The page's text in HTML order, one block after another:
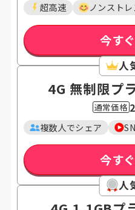
超高速 ノンストレ
今す
人
4G 無制限プ
通常価格
複数人でシェア
今す
人